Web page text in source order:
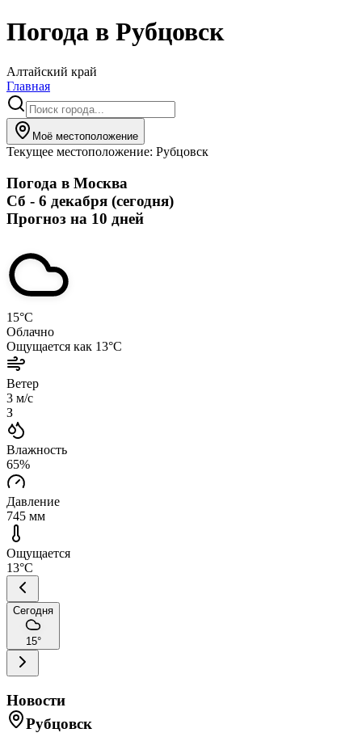
Погода в Рубцовск
Алтайский край
Главная
Моё местоположение
Текущее местоположение: Рубцовск
Погода в Москва
Сб - 6 декабря (сегодня)
Прогноз на 10 дней
15°C
Облачно
Ощущается как 13°C
Ветер
3 м/с
З
Влажность
65%
Давление
745 мм
Ощущается
13°C
Сегодня
15°
Новости
Рубцовск